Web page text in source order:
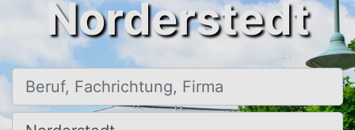
Norderstedt
Beruf, Fachrichtung, Firma
Ort, Stadt